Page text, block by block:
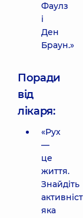
Фаулз
і
Ден
Браун.»
Поради
від
лікаря:
«Рух
—
це
життя.
Знайдіть
яка